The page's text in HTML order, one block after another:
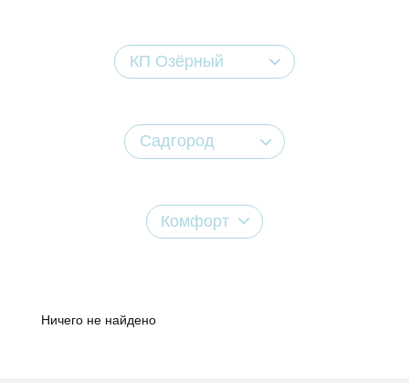
КП Озёрный
Садгород
Комфорт
Ничего не найдено